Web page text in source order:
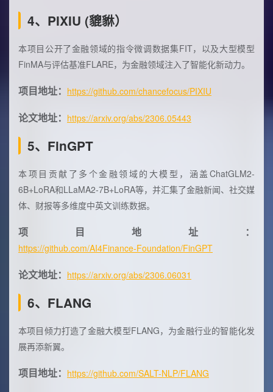
4、PIXIU (貔貅）
本项目公开了金融领域的指令微调数据集FIT，以及大型模型
FinMA与评估基准FLARE，为金融领域注入了智能化新动力。
项目地址： https://github.com/chancefocus/PIXIU
论文地址： https://arxiv.org/abs/2306.05443
5、FinGPT
本项目贡献了多个金融领域的大模型，涵盖ChatGLM2-
6B+LoRA和LLaMA2-7B+LoRA等，并汇集了金融新闻、社交媒
体、财报等多维度中英文训练数据。
项目地址：
https://github.com/AI4Finance-Foundation/FinGPT
论文地址： https://arxiv.org/abs/2306.06031
6、FLANG
本项目倾力打造了金融大模型FLANG，为金融行业的智能化发
展再添新翼。
项目地址： https://github.com/SALT-NLP/FLANG